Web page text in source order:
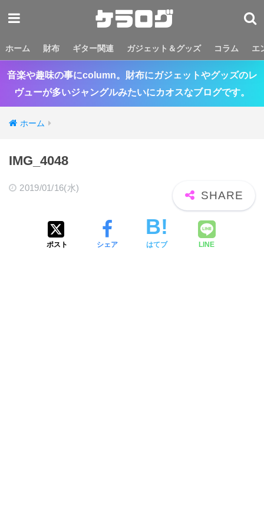
ホーム 財布 ギター関連 ガジェット＆グッズ コラム エ
音楽や趣味の事にcolumn。財布にガジェットやグッズのレ
ヴューが多いジャングルみたいにカオスなブログです。
ホーム
IMG_4048
2019/01/16(水)
ポスト シェア はてブ LINE